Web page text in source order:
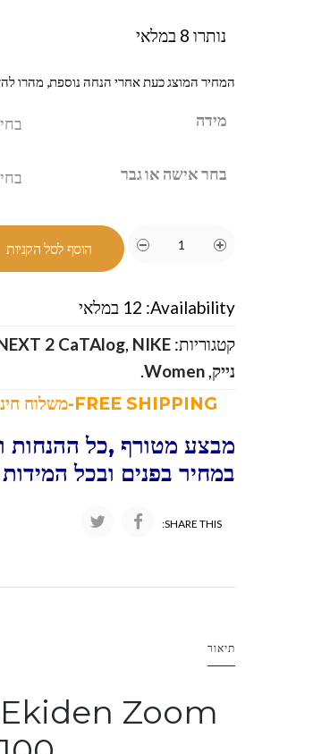
נותרו 8 במלאי
המחיר המוצג כעת אחרי הנחה נוספת, מהרו
מידה
בחר אישה או גבר
הוסף לסל הקניות
Availability: 12 במלאי
קטגוריות:
2 CaTAlog,
נייק,
Women
.
מבצע מטורף ,כל ההנחות
במחיר בפנים ובכל
SHARE THIS:
תיאור
Zoom